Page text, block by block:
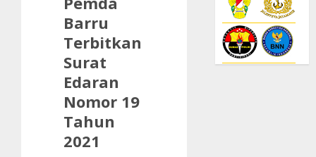
Barru
Terbitkan
Surat
Edaran
Nomor 19
Tahun
2021